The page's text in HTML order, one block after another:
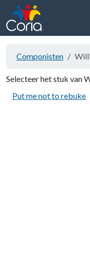
Componisten
Selecteer het stuk van
Put me not to rebuke